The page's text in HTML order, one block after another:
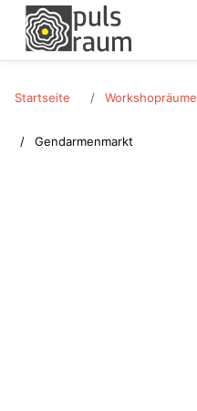
Startseite Workshopräume
Gendarmenmarkt